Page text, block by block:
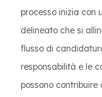
processo inizia con
delineato che si
flusso di
responsabilità e le
possono